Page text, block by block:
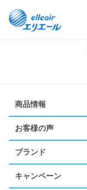
商品情報
お客様の声
ブランド
キャンペーン